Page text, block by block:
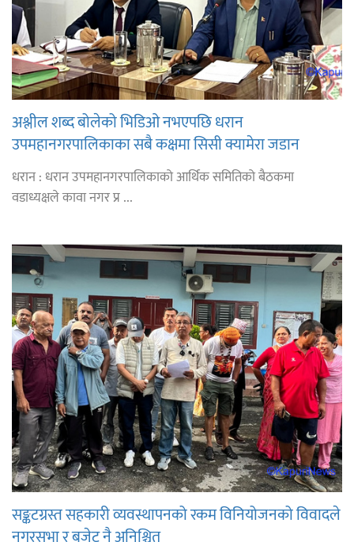
अश्लील शब्द बोलेको भिडिओ नभएपछि धरान
उपमहानगरपालिकाका सबै कक्षमा सिसी क्यामेरा जडान
धरान : धरान उपमहानगरपालिकाको आर्थिक समितिको बैठकमा
वडाध्यक्षले कावा नगर प्र ...
सङ्कटग्रस्त सहकारी व्यवस्थापनको रकम विनियोजनको विवादले